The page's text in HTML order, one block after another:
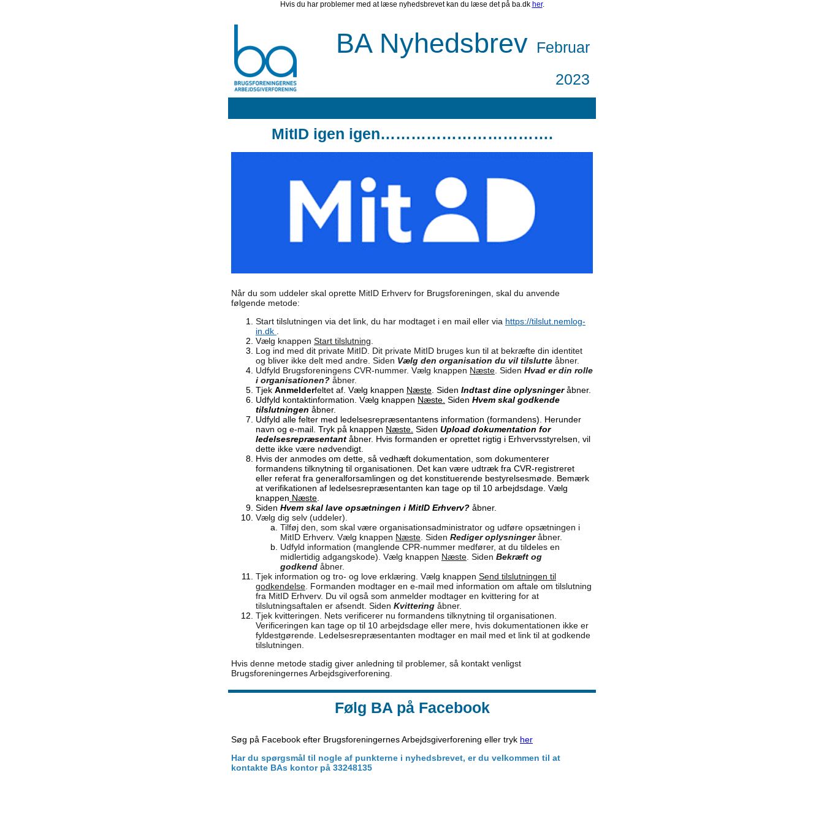
Hvis du har problemer med at læse nyhedsbrevet kan du læse det på ba.dk her.
BA Nyhedsbrev Februar
2023
MitID igen igen…………………………….
Når du som uddeler skal oprette MitID Erhverv for Brugsforeningen, skal du anvende
følgende metode:
Start tilslutningen via det link, du har modtaget i en mail eller via https://tilslut.nemlog-
in.dk
Vælg knappen Start tilslutning
Log ind med dit private MitID. Dit private MitID bruges kun til at bekræfte din identitet
og bliver ikke delt med andre. Siden Vælg den organisation du vil tilslutte åbner.
Udfyld Brugsforeningens CVR-nummer. Vælg knappen Næste . Siden Hvad er din rolle
i organisationen? åbner.
Tjek Anmelderfeltet af. Vælg knappen Næste . Siden Indtast dine oplysningeråbner.
Udfyld kontaktinformation. Vælg knappen Næste. Siden Hvem skal godkende
tilslutningen åbner.
Udfyld alle felter med ledelsesrepræsentantens information (formandens). Herunder
navn og e-mail. Tryk på knappen Næste. Siden Upload dokumentation for
ledelsesrepræsentant åbner. Hvis formanden er oprettet rigtig i Erhvervsstyrelsen, vil
dette ikke være nødvendigt.
Hvis der anmodes om dette, så vedhæft dokumentation, som dokumenterer
formandens tilknytning til organisationen. Det kan være udtræk fra CVR-registreret
eller referat fra generalforsamlingen og det konstituerende bestyrelsesmøde. Bemærk
at verifikationen af ledelsesrepræsentanten kan tage op til 10 arbejdsdage. Vælg
knappen Næste
Siden Hvem skal lave opsætningen i MitID Erhverv? åbner.
Vælg dig selv (uddeler).
Tilføj den, som skal være organisationsadministrator og udføre opsætningen i
MitID Erhverv. Vælg knappen Næste . Siden Rediger oplysningeråbner.
Udfyld information (manglende CPR-nummer medfører, at du tildeles en
midlertidig adgangskode). Vælg knappen Næste . Siden Bekræft og
godkend åbner.
Tjek information og tro- og love erklæring. Vælg knappen Send tilslutningen til
godkendelse . Formanden modtager en e-mail med information om aftale om tilslutning
fra MitID Erhverv. Du vil også som anmelder modtager en kvittering for at
tilslutningsaftalen er afsendt. Siden Kvittering åbner.
Tjek kvitteringen. Nets verificerer nu formandens tilknytning til organisationen.
Verificeringen kan tage op til 10 arbejdsdage eller mere, hvis dokumentationen ikke er
fyldestgørende. Ledelsesrepræsentanten modtager en mail med et link til at godkende
tilslutningen.
Hvis denne metode stadig giver anledning til problemer, så kontakt venligst
Brugsforeningernes Arbejdsgiverforening.
Følg BA på Facebook
Søg på Facebook efter Brugsforeningernes Arbejdsgiverforening eller tryk her
Har du spørgsmål til nogle af punkterne i nyhedsbrevet, er du velkommen til at
kontakte BAs kontor på 33248135